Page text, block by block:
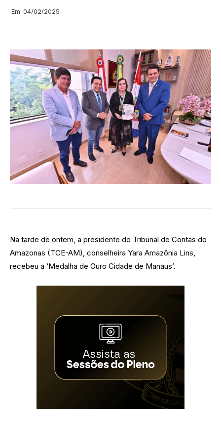
Em 04/02/2025
Na tarde de ontem, a presidente do Tribunal de Contas do
Amazonas (TCE-AM), conselheira Yara Amazônia Lins,
recebeu a ‘Medalha de Ouro Cidade de Manaus’.